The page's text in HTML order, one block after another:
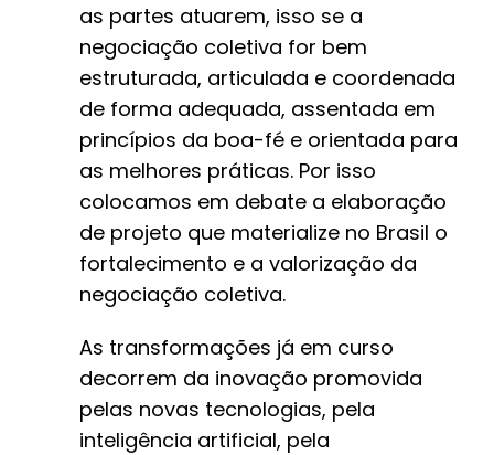
as partes atuarem, isso se a
negociação coletiva for bem
estruturada, articulada e coordenada
de forma adequada, assentada em
princípios da boa-fé e orientada para
as melhores práticas. Por isso
colocamos em debate a elaboração
de projeto que materialize no Brasil o
fortalecimento e a valorização da
negociação coletiva.
As transformações já em curso
decorrem da inovação promovida
pelas novas tecnologias, pela
inteligência artificial, pela